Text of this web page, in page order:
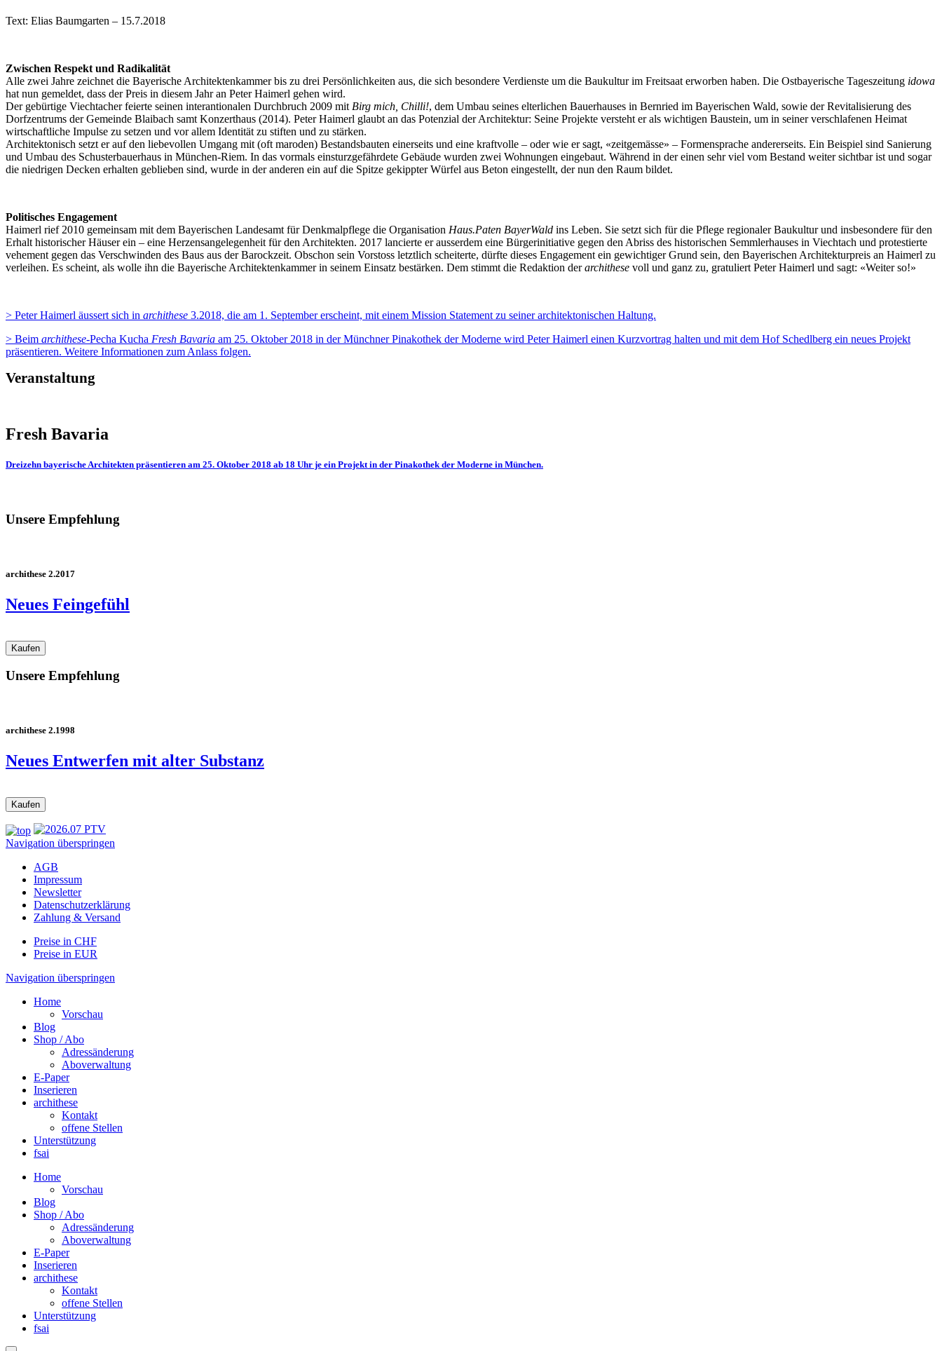
Text: Elias Baumgarten – 15.7.2018
Zwischen Respekt und Radikalität
Alle zwei Jahre zeichnet die Bayerische Architektenkammer bis zu drei Persönlichkeiten aus, die sich besondere Verdienste um die Baukultur im Freitsaat erworben haben. Die Ostbayerische Tageszeitung idowa
hat nun gemeldet, dass der Preis in diesem Jahr an Peter Haimerl gehen wird.
Der gebürtige Viechtacher feierte seinen interantionalen Durchbruch 2009 mit Birg mich, Chilli!, dem Umbau seines elterlichen Bauerhauses in Bernried im Bayerischen Wald, sowie der Revitalisierung des
Dorfzentrums der Gemeinde Blaibach samt Konzerthaus (2014). Peter Haimerl glaubt an das Potenzial der Architektur: Seine Projekte versteht er als wichtigen Baustein, um in seiner verschlafenen Heimat
wirtschaftliche Impulse zu setzen und vor allem Identität zu stiften und zu stärken.
Architektonisch setzt er auf den liebevollen Umgang mit (oft maroden) Bestandsbauten einerseits und eine kraftvolle – oder wie er sagt, «zeitgemässe» – Formensprache andererseits. Ein Beispiel sind Sanierung
und Umbau des Schusterbauerhaus in München-Riem. In das vormals einsturzgefährdete Gebäude wurden zwei Wohnungen eingebaut. Während in der einen sehr viel vom Bestand weiter sichtbar ist und sogar
die niedrigen Decken erhalten geblieben sind, wurde in der anderen ein auf die Spitze gekippter Würfel aus Beton eingestellt, der nun den Raum bildet.
Politisches Engagement
Haimerl rief 2010 gemeinsam mit dem Bayerischen Landesamt für Denkmalpflege die Organisation Haus.Paten BayerWald ins Leben. Sie setzt sich für die Pflege regionaler Baukultur und insbesondere für den
Erhalt historischer Häuser ein – eine Herzensangelegenheit für den Architekten. 2017 lancierte er ausserdem eine Bürgerinitiative gegen den Abriss des historischen Semmlerhauses in Viechtach und protestierte
vehement gegen das Verschwinden des Baus aus der Barockzeit. Obschon sein Vorstoss letztlich scheiterte, dürfte dieses Engagement ein gewichtiger Grund sein, den Bayerischen Architekturpreis an Haimerl zu
verleihen. Es scheint, als wolle ihn die Bayerische Architektenkammer in seinem Einsatz bestärken. Dem stimmt die Redaktion derarchithese voll und ganz zu, gratuliert Peter Haimerl und sagt: «Weiter so!»
> Peter Haimerl äussert sich in archithese 3.2018, die am 1. September erscheint, mit einem Mission Statement zu seiner architektonischen Haltung.
> Beim archithese-Pecha Kucha Fresh Bavaria am 25. Oktober 2018 in der Münchner Pinakothek der Moderne wird Peter Haimerl einen Kurzvortrag halten und mit dem Hof Schedlberg ein neues Projekt
präsentieren. Weitere Informationen zum Anlass folgen.
Veranstaltung
Fresh Bavaria
Dreizehn bayerische Architekten präsentieren am 25. Oktober 2018 ab 18 Uhr je ein Projekt in der Pinakothek der Moderne in München.
Unsere Empfehlung
archithese 2.2017
Neues Feingefühl
Unsere Empfehlung
archithese 2.1998
Neues Entwerfen mit alter Substanz
Navigation überspringen
AGB
Impressum
Newsletter
Datenschutzerklärung
Zahlung & Versand
Preise in CHF
Preise in EUR
Navigation überspringen
Home
Vorschau
Blog
Shop / Abo
Adressänderung
Aboverwaltung
E-Paper
Inserieren
archithese
Kontakt
offene Stellen
Unterstützung
fsai
Home
Vorschau
Blog
Shop / Abo
Adressänderung
Aboverwaltung
E-Paper
Inserieren
archithese
Kontakt
offene Stellen
Unterstützung
fsai